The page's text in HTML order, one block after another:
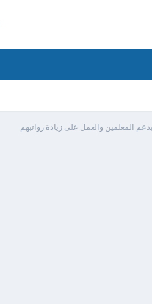
المعلمين والعمل على زيادة رواتبهم